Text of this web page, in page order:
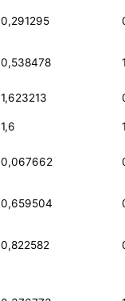
0,291295
0,538478
1,623213
1,6
0,067662
0,659504
0,822582